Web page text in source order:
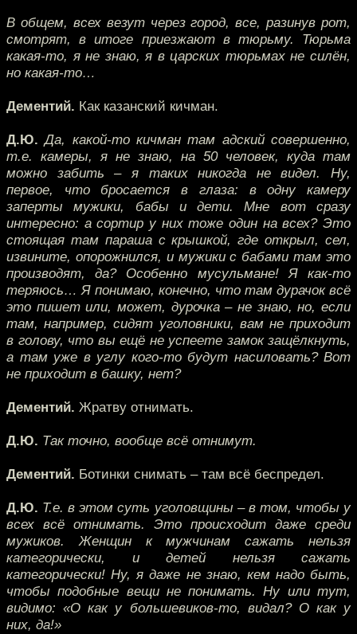
В общем, всех везут через город, все, разинув рот,
смотрят, в итоге приезжают в тюрьму. Тюрьма
какая-то, я не знаю, я в царских тюрьмах не силён,
но какая-то…
Дементий. Как казанский кичман.
Д.Ю. Да, какой-то кичман там адский совершенно,
т.е. камеры, я не знаю, на 50 человек, куда там
можно забить – я таких никогда не видел. Ну,
первое, что бросается в глаза: в одну камеру
заперты мужики, бабы и дети. Мне вот сразу
интересно: а сортир у них тоже один на всех? Это
стоящая там параша с крышкой, где открыл, сел,
извините, опорожнился, и мужики с бабами там это
производят, да? Особенно мусульмане! Я как-то
теряюсь… Я понимаю, конечно, что там дурачок всё
это пишет или, может, дурочка – не знаю, но, если
там, например, сидят уголовники, вам не приходит
в голову, что вы ещё не успеете замок защёлкнуть,
а там уже в углу кого-то будут насиловать? Вот
не приходит в башку, нет?
Дементий. Жратву отнимать.
Д.Ю. Так точно, вообще всё отнимут.
Дементий. Ботинки снимать – там всё беспредел.
Д.Ю. Т.е. в этом суть уголовщины – в том, чтобы у
всех всё отнимать. Это происходит даже среди
мужиков. Женщин к мужчинам сажать нельзя
категорически, и детей нельзя сажать
категорически! Ну, я даже не знаю, кем надо быть,
чтобы подобные вещи не понимать. Ну или тут,
видимо: «О как у большевиков-то, видал? О как у
них, да!»